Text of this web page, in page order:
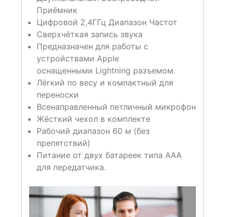
Приёмник
Цифровой 2,4ГГц Диапазон Частот
Сверхчёткая запись звука
Предназначен для работы с
устройствами Apple
оснащенными Lightning разъемом.
Лёгкий по весу и компактный для
переноски
Всенаправленный петличный микрофон
Жёсткий чехол в комплекте
Рабочий диапазон 60 м (без
препятствий)
Питание от двух батареек типа ААА
для передатчика.